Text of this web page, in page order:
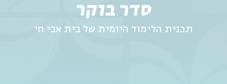
סדר בוקר
תכנית הלימוד היומית של בית אבי חי